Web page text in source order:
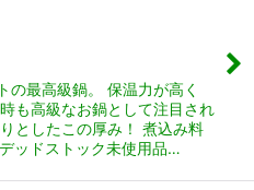
の最高級鍋。 保温力が高く
も高級なお鍋として注目され
としたこの厚み！ 煮込み料
ッドストック未使用品…